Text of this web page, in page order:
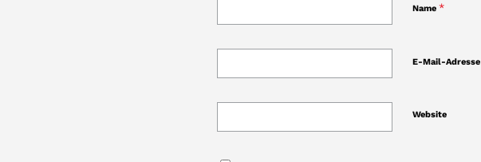
Name *
E-Mail-Adresse
Website